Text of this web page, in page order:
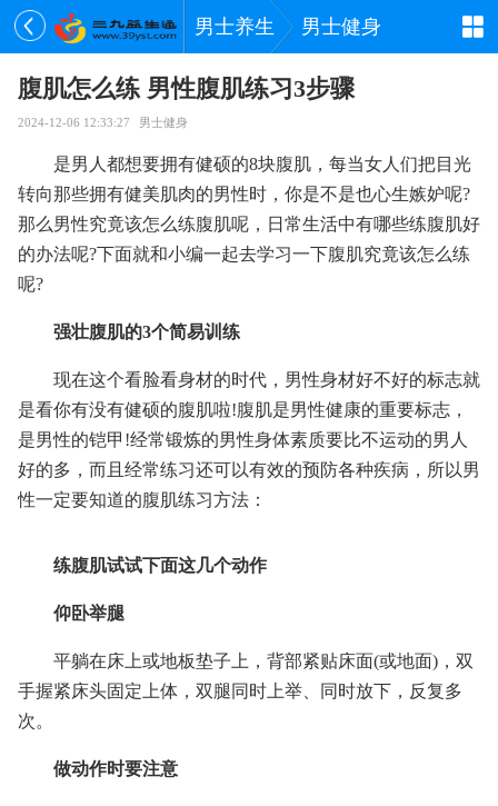
男士养生 男士健身
腹肌怎么练 男性腹肌练习3步骤
2024-12-06 12:33:27 男士健身
是男人都想要拥有健硕的8块腹肌，每当女人们把目光
转向那些拥有健美肌肉的男性时，你是不是也心生嫉妒呢?
那么男性究竟该怎么练腹肌呢，日常生活中有哪些练腹肌好
的办法呢?下面就和小编一起去学习一下腹肌究竟该怎么练
呢?
强壮腹肌的3个简易训练
现在这个看脸看身材的时代，男性身材好不好的标志就
是看你有没有健硕的腹肌啦!腹肌是男性健康的重要标志，
是男性的铠甲!经常锻炼的男性身体素质要比不运动的男人
好的多，而且经常练习还可以有效的预防各种疾病，所以男
性一定要知道的腹肌练习方法：
练腹肌试试下面这几个动作
仰卧举腿
平躺在床上或地板垫子上，背部紧贴床面(或地面)，双
手握紧床头固定上体，双腿同时上举、同时放下，反复多
次。
做动作时要注意